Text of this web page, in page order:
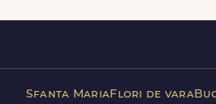
Sfanta MariaFlori de vara